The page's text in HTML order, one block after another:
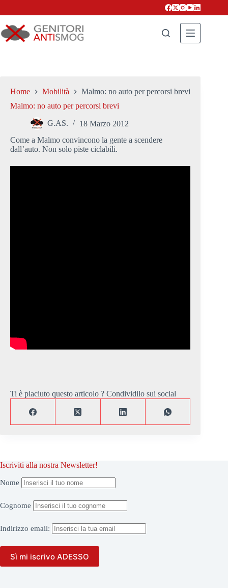
Home Mobilità
Malmo: no auto per percorsi brevi
Malmo: no auto per percorsi brevi
G.AS.
18 Marzo 2012
Come a Malmo convincono la gente a scendere
dall’auto. Non solo piste ciclabili.
Ti è piaciuto questo articolo ? Condividilo sui social
Iscriviti alla nostra Newsletter!
Nome
Cognome
Indirizzo email: